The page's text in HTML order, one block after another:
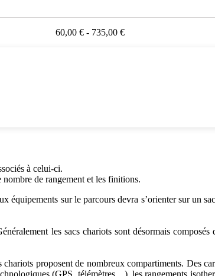
60,00 € - 735,00 €
à celui-ci.
de rangement et les finitions.
sur le parcours devra s’orienter sur un
les sacs chariots sont désormais
proposent de nombreux compartiments. Des